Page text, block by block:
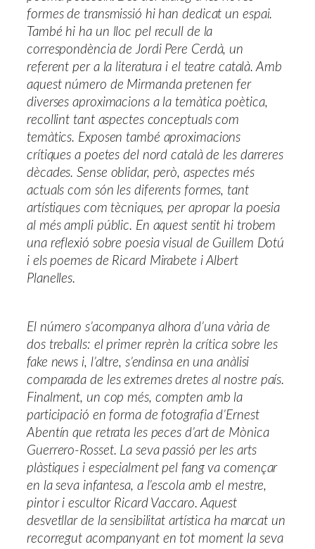
formes de transmissió hi han dedicat un espai.
També hi ha un lloc pel recull de la
correspondència de Jordi Pere Cerdà, un
referent per a la literatura i el teatre català. Amb
aquest número de Mirmanda pretenen fer
diverses aproximacions a la temàtica poètica,
recollint tant aspectes conceptuals com
temàtics. Exposen també aproximacions
crítiques a poetes del nord català de les darreres
dècades. Sense oblidar, però, aspectes més
actuals com són les diferents formes, tant
artístiques com tècniques, per apropar la poesia
al més ampli públic. En aquest sentit hi trobem
una reflexió sobre poesia visual de Guillem Dotú
i els poemes de Ricard Mirabete i Albert
Planelles.
El número s’acompanya alhora d’una vària de
dos treballs: el primer reprèn la crítica sobre les
fake news i, l’altre, s’endinsa en una anàlisi
comparada de les extremes dretes al nostre país.
Finalment, un cop més, compten amb la
participació en forma de fotografia d’Ernest
Abentín que retrata les peces d’art de Mònica
Guerrero-Rosset. La seva passió per les arts
plàstiques i especialment pel fang va començar
en la seva infantesa, a l’escola amb el mestre,
pintor i escultor Ricard Vaccaro. Aquest
desvetllar de la sensibilitat artística ha marcat un
recorregut acompanyant en tot moment la seva